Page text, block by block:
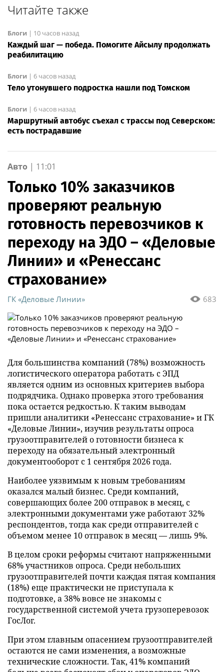
Читайте также
Блоги | 10 часов назад
Каждый шаг — победа. Помогите Айсылу продолжать
реабилитацию
Блоги | 6 часов назад
Тело утонувшего подростка нашли под Томском
Блоги | 6 часов назад
Маршрутный автобус съехал с трассы под Северском:
есть пострадавшие
Авто | 11:01
Только 10% заказчиков
проверяют реальную
готовность перевозчиков к
переходу на ЭДО – «Деловые
Линии» и «Ренессанс
страхование»
683
ГК «Деловые Линии»
Для большинства компаний (78%) возможность
логистического оператора работать с ЭПД
является одним из основных критериев выбора
подрядчика. Однако проверка этого требования
пока остается редкостью. К таким выводам
пришли аналитики «Ренессанс страхование» и ГК
«Деловые Линии», изучив результаты опроса
грузоотправителей о готовности бизнеса к
переходу на обязательный электронный
документооборот с 1 сентября 2026 года.
Наиболее уязвимым к новым требованиям
оказался малый бизнес. Среди компаний,
совершающих более 200 отправок в месяц, с
электронными документами уже работают 32%
респондентов, тогда как среди отправителей с
объемом менее 10 отправок в месяц — лишь 9%.
В целом сроки реформы считают напряженными
68% участников опроса. Среди небольших
грузоотправителей почти каждая пятая компания
(18%) еще практически не приступала к
подготовке, а 38% вовсе не знакомы с
государственной системой учета грузоперевозок
ГосЛог.
При этом главным опасением грузоотправителей
остаются не сами изменения, а возможные
технические сложности. Так, 41% компаний